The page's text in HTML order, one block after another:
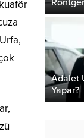
Adalet
Yapar?